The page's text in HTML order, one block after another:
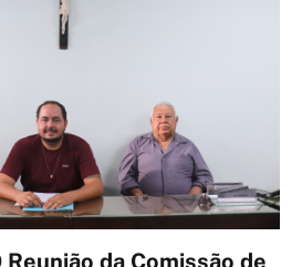
da Comissão de